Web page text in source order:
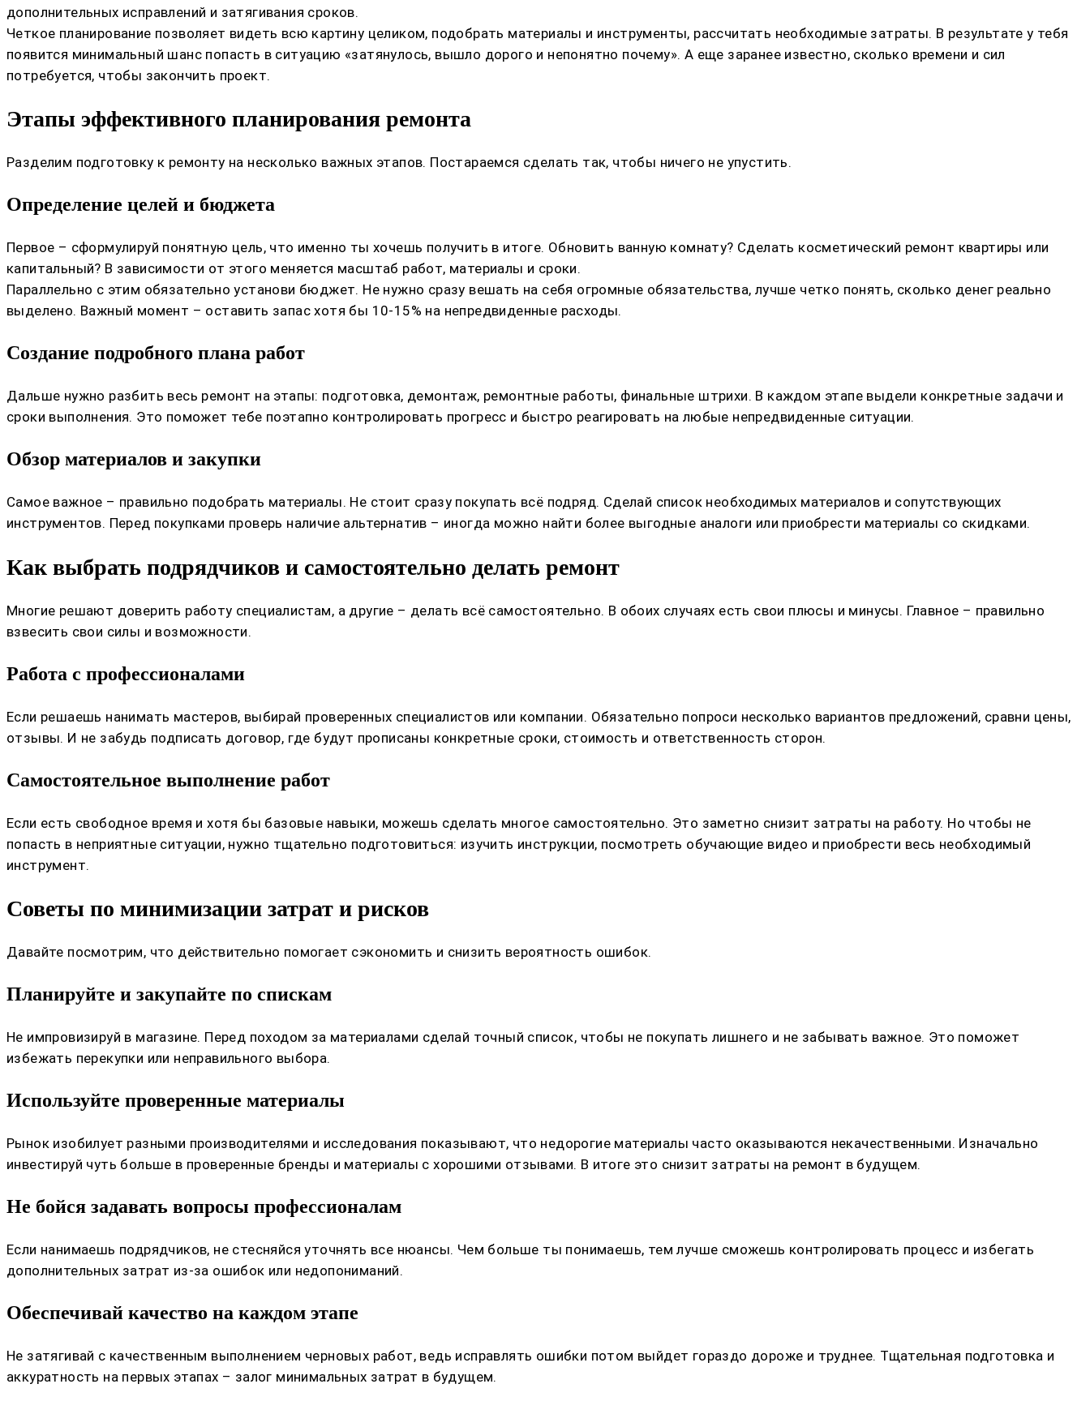
дополнительных исправлений и затягивания сроков.
Четкое планирование позволяет видеть всю картину целиком, подобрать материалы и инструменты, рассчитать необходимые затраты. В результате у тебя
появится минимальный шанс попасть в ситуацию «затянулось, вышло дорого и непонятно почему». А еще заранее известно, сколько времени и сил
потребуется, чтобы закончить проект.
Этапы эффективного планирования ремонта
Разделим подготовку к ремонту на несколько важных этапов. Постараемся сделать так, чтобы ничего не упустить.
Определение целей и бюджета
Первое – сформулируй понятную цель, что именно ты хочешь получить в итоге. Обновить ванную комнату? Сделать косметический ремонт квартиры или
капитальный? В зависимости от этого меняется масштаб работ, материалы и сроки.
Параллельно с этим обязательно установи бюджет. Не нужно сразу вешать на себя огромные обязательства, лучше четко понять, сколько денег реально
выделено. Важный момент – оставить запас хотя бы 10-15% на непредвиденные расходы.
Создание подробного плана работ
Дальше нужно разбить весь ремонт на этапы: подготовка, демонтаж, ремонтные работы, финальные штрихи. В каждом этапе выдели конкретные задачи и
сроки выполнения. Это поможет тебе поэтапно контролировать прогресс и быстро реагировать на любые непредвиденные ситуации.
Обзор материалов и закупки
Самое важное – правильно подобрать материалы. Не стоит сразу покупать всё подряд. Сделай список необходимых материалов и сопутствующих
инструментов. Перед покупками проверь наличие альтернатив – иногда можно найти более выгодные аналоги или приобрести материалы со скидками.
Как выбрать подрядчиков и самостоятельно делать ремонт
Многие решают доверить работу специалистам, а другие – делать всё самостоятельно. В обоих случаях есть свои плюсы и минусы. Главное – правильно
взвесить свои силы и возможности.
Работа с профессионалами
Если решаешь нанимать мастеров, выбирай проверенных специалистов или компании. Обязательно попроси несколько вариантов предложений, сравни цены,
отзывы. И не забудь подписать договор, где будут прописаны конкретные сроки, стоимость и ответственность сторон.
Самостоятельное выполнение работ
Если есть свободное время и хотя бы базовые навыки, можешь сделать многое самостоятельно. Это заметно снизит затраты на работу. Но чтобы не
попасть в неприятные ситуации, нужно тщательно подготовиться: изучить инструкции, посмотреть обучающие видео и приобрести весь необходимый
инструмент.
Советы по минимизации затрат и рисков
Давайте посмотрим, что действительно помогает сэкономить и снизить вероятность ошибок.
Планируйте и закупайте по спискам
Не импровизируй в магазине. Перед походом за материалами сделай точный список, чтобы не покупать лишнего и не забывать важное. Это поможет
избежать перекупки или неправильного выбора.
Используйте проверенные материалы
Рынок изобилует разными производителями и исследования показывают, что недорогие материалы часто оказываются некачественными. Изначально
инвестируй чуть больше в проверенные бренды и материалы с хорошими отзывами. В итоге это снизит затраты на ремонт в будущем.
Не бойся задавать вопросы профессионалам
Если нанимаешь подрядчиков, не стесняйся уточнять все нюансы. Чем больше ты понимаешь, тем лучше сможешь контролировать процесс и избегать
дополнительных затрат из-за ошибок или недопониманий.
Обеспечивай качество на каждом этапе
Не затягивай с качественным выполнением черновых работ, ведь исправлять ошибки потом выйдет гораздо дороже и труднее. Тщательная подготовка и
аккуратность на первых этапах – залог минимальных затрат в будущем.